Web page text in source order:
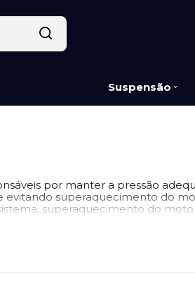
Suspensão
por manter a pressão
superaquecimento do
superaquecimento do
de arrefecimento. O tempo
do mercado como: